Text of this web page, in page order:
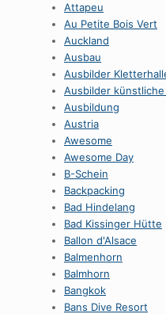
Attapeu
Au Petite Bois Vert
Auckland
Ausbau
Ausbilder
Ausbilder
Ausbildung
Austria
Awesome
Awesome Day
B-Schein
Backpacking
Bad Hindelang
Bad Kissinger Hütte
Ballon d'Alsace
Balmenhorn
Balmhorn
Bangkok
Bans Dive Resort